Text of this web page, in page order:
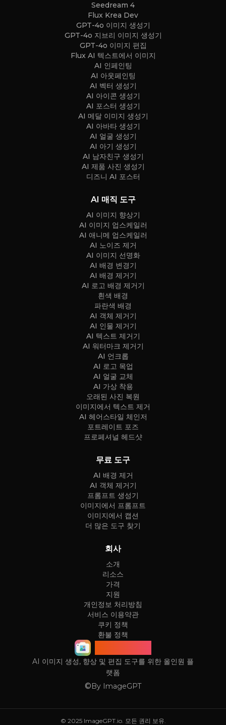
Seedream 4
Flux Krea Dev
GPT-4o 이미지 생성기
GPT-4o 지브리 이미지 생성기
GPT-4o 이미지 편집
Flux AI 텍스트에서 이미지
AI 인페인팅
AI 아웃페인팅
AI 벡터 생성기
AI 아이콘 생성기
AI 포스터 생성기
AI 메달 이미지 생성기
AI 아바타 생성기
AI 얼굴 생성기
AI 아기 생성기
AI 남자친구 생성기
AI 제품 사진 생성기
디즈니 AI 포스터
AI 매직 도구
AI 이미지 향상기
AI 이미지 업스케일러
AI 애니메 업스케일러
AI 노이즈 제거
AI 이미지 선명화
AI 배경 변경기
AI 배경 제거기
AI 로고 배경 제거기
흰색 배경
파란색 배경
AI 객체 제거기
AI 인물 제거기
AI 텍스트 제거기
AI 워터마크 제거기
AI 언크롭
AI 로고 목업
AI 얼굴 교체
AI 가상 착용
오래된 사진 복원
이미지에서 텍스트 제거
AI 헤어스타일 체인저
포트레이트 포즈
프로페셔널 헤드샷
무료 도구
AI 배경 제거
AI 객체 제거기
프롬프트 생성기
이미지에서 프롬프트
이미지에서 캡션
더 많은 도구 찾기
회사
소개
리소스
가격
지원
개인정보 처리방침
서비스 이용약관
쿠키 정책
환불 정책
AI 이미지 생성, 향상 및 편집 도구를 위한 올인원 플
랫폼
©By ImageGPT
© 2025 ImageGPT.io. 모든 권리 보유.